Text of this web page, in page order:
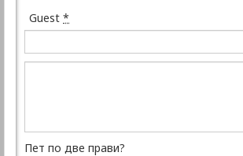
Guest *
Пет по две прави?